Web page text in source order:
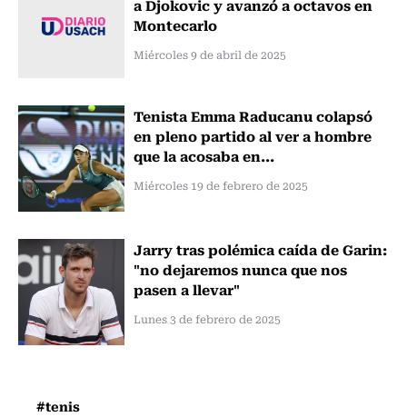
a Djokovic y avanzó a octavos en
Montecarlo
Miércoles 9 de abril de 2025
Tenista Emma Raducanu colapsó
en pleno partido al ver a hombre
que la acosaba en...
Miércoles 19 de febrero de 2025
Jarry tras polémica caída de Garin:
"no dejaremos nunca que nos
pasen a llevar"
Lunes 3 de febrero de 2025
#tenis